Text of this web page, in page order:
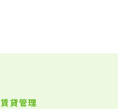
賃貸管理